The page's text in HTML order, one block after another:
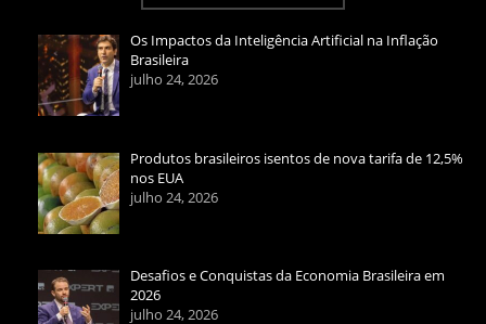
Os Impactos da Inteligência Artificial na Inflação
Brasileira
julho 24, 2026
Produtos brasileiros isentos de nova tarifa de 12,5%
nos EUA
julho 24, 2026
Desafios e Conquistas da Economia Brasileira em
2026
julho 24, 2026